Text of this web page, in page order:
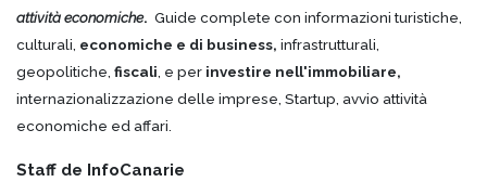
attività economiche. Guide complete con informazioni turistiche,
culturali, economiche e di business, infrastrutturali,
geopolitiche, fiscali , e per investire nell'immobiliare,
internazionalizzazione delle imprese, Startup, avvio attività
economiche ed affari.
Staff de InfoCanarie